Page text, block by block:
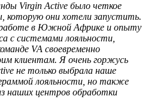
Virgin Active было четкое
которую они хотели запустить.
работе в Южной Африке и опыту
с системами лояльности,
VA своевременно
клиентам. Я очень горжусь
не только выбрала наше
лояльности, но также
наших центров обработки